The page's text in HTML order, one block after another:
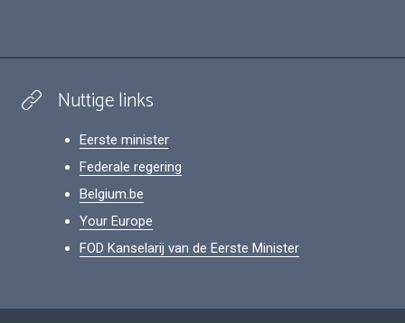
Nuttige links
Eerste minister
Federale regering
Belgium.be
Your Europe
FOD Kanselarij van de Eerste Minister